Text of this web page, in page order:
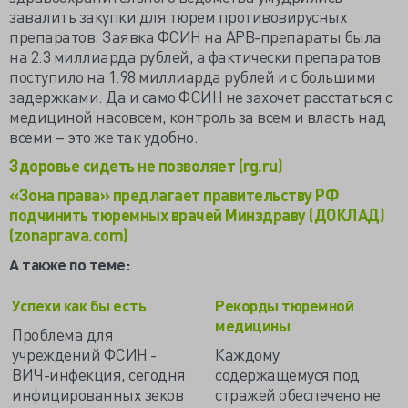
завалить закупки для тюрем противовирусных
препаратов. Заявка ФСИН на АРВ-препараты была
на 2.3 миллиарда рублей, а фактически препаратов
поступило на 1.98 миллиарда рублей и с большими
задержками. Да и само ФСИН не захочет расстаться с
медициной насовсем, контроль за всем и власть над
всеми – это же так удобно.
Здоровье сидеть не позволяет (rg.ru)
«Зона права» предлагает правительству РФ
подчинить тюремных врачей Минздраву (ДОКЛАД)
(zonaprava.com)
А также по теме:
Успехи как бы есть
Проблема для
учреждений ФСИН -
ВИЧ-инфекция, сегодня
инфицированных зеков
Рекорды тюремной
медицины
Каждому
содержащемуся под
стражей обеспечено не